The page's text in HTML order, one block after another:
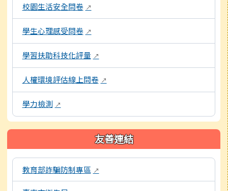
校園生活安全問卷 ↗
學生心理感受問卷 ↗
學習扶助科技化評量 ↗
人權環境評估線上問卷 ↗
學力檢測 ↗
友善連結
本區域包含外部學習資源連結，點擊後皆會另開視窗。
教育部詐騙防制專區 ↗